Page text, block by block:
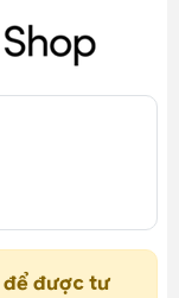
để được tư